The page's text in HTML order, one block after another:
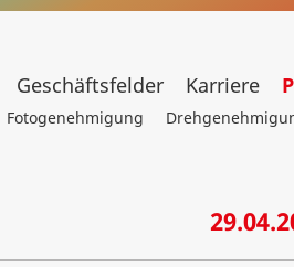
Geschäftsfelder Karriere
Fotogenehmigung